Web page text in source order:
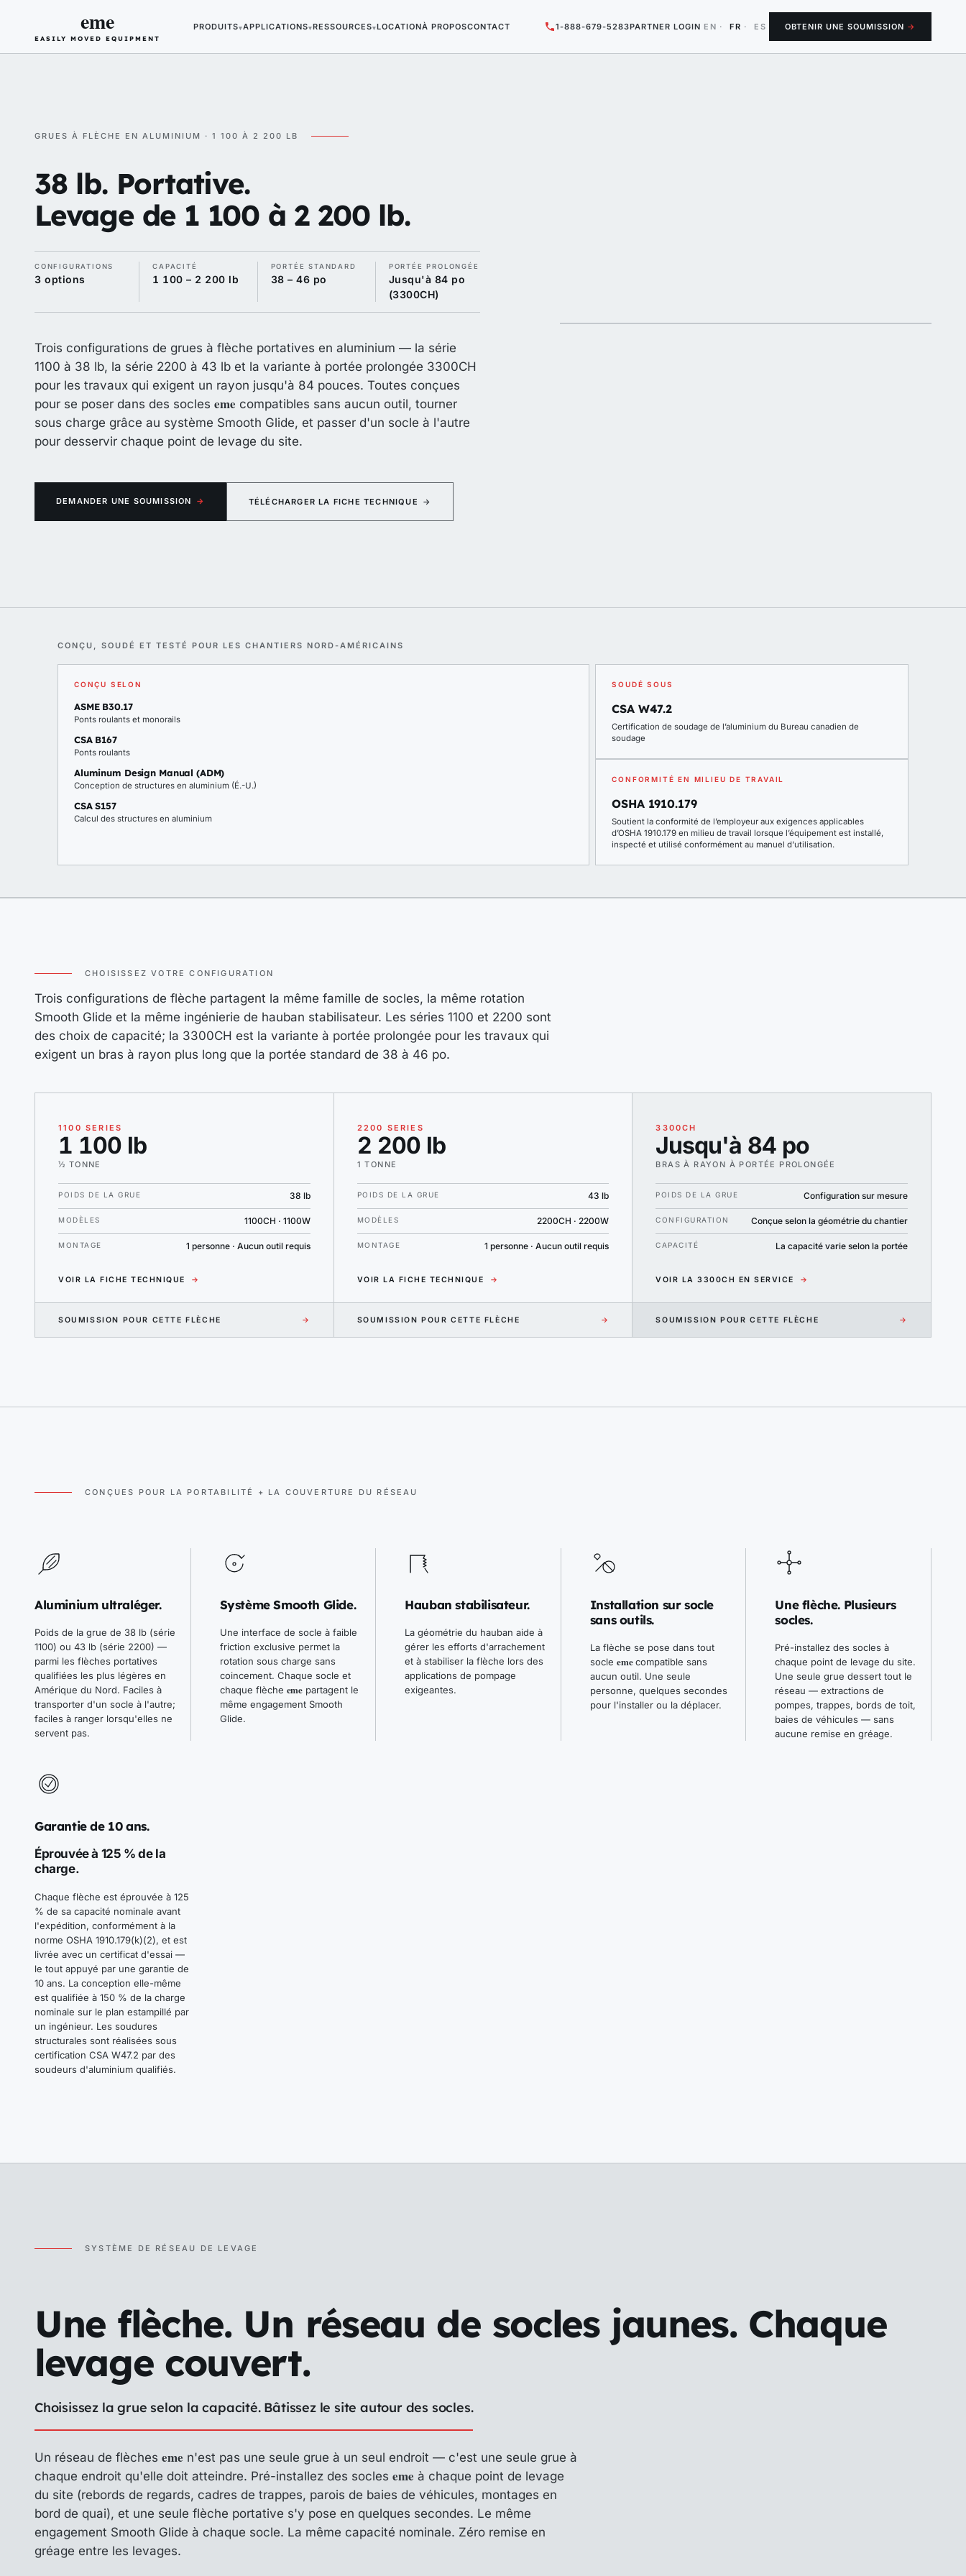
eme
EASILY MOVED EQUIPMENT
PRODUITS▾APPLICATIONS▾RESSOURCES▾LOCATIONÀ PROPOSCONTACT 1-888-679-5283PARTNER LOGIN EN · FR · ES OBTENIR UNE SOUMISSION →
GRUES À FLÈCHE EN ALUMINIUM · 1 100 À 2 200 LB
38 lb. Portative.
Levage de 1 100 à 2 200 lb.
CONFIGURATIONS
3 options
CAPACITÉ
1 100 – 2 200 lb
PORTÉE STANDARD
38 – 46 po
PORTÉE PROLONGÉE
Jusqu'à 84 po
(3300CH)
Trois configurations de grues à flèche portatives en aluminium — la série
1100 à 38 lb, la série 2200 à 43 lb et la variante à portée prolongée 3300CH
pour les travaux qui exigent un rayon jusqu'à 84 pouces. Toutes conçues
pour se poser dans des socles eme compatibles sans aucun outil, tourner
sous charge grâce au système Smooth Glide, et passer d'un socle à l'autre
pour desservir chaque point de levage du site.
DEMANDER UNE SOUMISSION → TÉLÉCHARGER LA FICHE TECHNIQUE →
CONÇU, SOUDÉ ET TESTÉ POUR LES CHANTIERS NORD-AMÉRICAINS
CONÇU SELON
ASME B30.17
Ponts roulants et monorails
CSA B167
Ponts roulants
Aluminum Design Manual (ADM)
Conception de structures en aluminium (É.-U.)
CSA S157
Calcul des structures en aluminium
SOUDÉ SOUS
CSA W47.2
Certification de soudage de l’aluminium du Bureau canadien de
soudage
CONFORMITÉ EN MILIEU DE TRAVAIL
OSHA 1910.179
Soutient la conformité de l’employeur aux exigences applicables
d’OSHA 1910.179 en milieu de travail lorsque l’équipement est installé,
inspecté et utilisé conformément au manuel d’utilisation.
CHOISISSEZ VOTRE CONFIGURATION
Trois configurations de flèche partagent la même famille de socles, la même rotation
Smooth Glide et la même ingénierie de hauban stabilisateur. Les séries 1100 et 2200 sont
des choix de capacité; la 3300CH est la variante à portée prolongée pour les travaux qui
exigent un bras à rayon plus long que la portée standard de 38 à 46 po.
1100 SERIES
1 100 lb
½ TONNE
POIDS DE LA GRUE 38 lb
MODÈLES 1100CH · 1100W
MONTAGE 1 personne · Aucun outil requis
VOIR LA FICHE TECHNIQUE →
SOUMISSION POUR CETTE FLÈCHE →
2200 SERIES
2 200 lb
1 TONNE
POIDS DE LA GRUE 43 lb
MODÈLES 2200CH · 2200W
MONTAGE 1 personne · Aucun outil requis
VOIR LA FICHE TECHNIQUE →
SOUMISSION POUR CETTE FLÈCHE →
3300CH
Jusqu'à 84 po
BRAS À RAYON À PORTÉE PROLONGÉE
POIDS DE LA GRUE Configuration sur mesure
CONFIGURATION Conçue selon la géométrie du chantier
CAPACITÉ La capacité varie selon la portée
VOIR LA 3300CH EN SERVICE →
SOUMISSION POUR CETTE FLÈCHE →
CONÇUES POUR LA PORTABILITÉ + LA COUVERTURE DU RÉSEAU
Aluminium ultraléger.
Poids de la grue de 38 lb (série
1100) ou 43 lb (série 2200) —
parmi les flèches portatives
qualifiées les plus légères en
Amérique du Nord. Faciles à
transporter d'un socle à l'autre;
faciles à ranger lorsqu'elles ne
servent pas.
Système Smooth Glide.
Une interface de socle à faible
friction exclusive permet la
rotation sous charge sans
coincement. Chaque socle et
chaque flèche eme partagent le
même engagement Smooth
Glide.
Hauban stabilisateur.
La géométrie du hauban aide à
gérer les efforts d'arrachement
et à stabiliser la flèche lors des
applications de pompage
exigeantes.
Installation sur socle
sans outils.
La flèche se pose dans tout
socle emecompatible sans
aucun outil. Une seule
personne, quelques secondes
pour l'installer ou la déplacer.
Une flèche. Plusieurs
socles.
Pré-installez des socles à
chaque point de levage du site.
Une seule grue dessert tout le
réseau — extractions de
pompes, trappes, bords de toit,
baies de véhicules — sans
aucune remise en gréage.
Garantie de 10 ans.
Éprouvée à 125 % de la
charge.
Chaque flèche est éprouvée à 125
% de sa capacité nominale avant
l'expédition, conformément à la
norme OSHA 1910.179(k)(2), et est
livrée avec un certificat d'essai —
le tout appuyé par une garantie de
10 ans. La conception elle-même
est qualifiée à 150 % de la charge
nominale sur le plan estampillé par
un ingénieur. Les soudures
structurales sont réalisées sous
certification CSA W47.2 par des
soudeurs d'aluminium qualifiés.
SYSTÈME DE RÉSEAU DE LEVAGE
Une flèche. Un réseau de socles jaunes. Chaque
levage couvert.
Choisissez la grue selon la capacité. Bâtissez le site autour des socles.
Un réseau de flèches eme n'est pas une seule grue à un seul endroit — c'est une seule grue à
chaque endroit qu'elle doit atteindre. Pré-installez des socles eme à chaque point de levage
du site (rebords de regards, cadres de trappes, parois de baies de véhicules, montages en
bord de quai), et une seule flèche portative s'y pose en quelques secondes. Le même
engagement Smooth Glide à chaque socle. La même capacité nominale. Zéro remise en
gréage entre les levages.